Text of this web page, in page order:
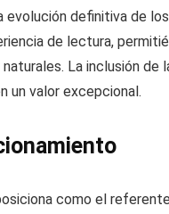
evolución definitiva de
de lectura,
La inclusión
un valor excepcional.
como el